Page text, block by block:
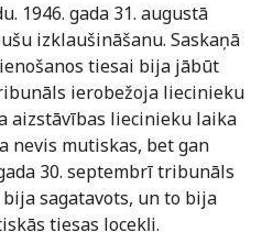
1946. gada 31. augustā
izklaušināšanu. Saskaņā
tiesai bija jābūt
ierobežoja liecinieku
aizstāvības liecinieku laika
nevis mutiskas, bet gan
30. septembrī tribunāls
sagatavots, un to bija
tiesas locekļi.